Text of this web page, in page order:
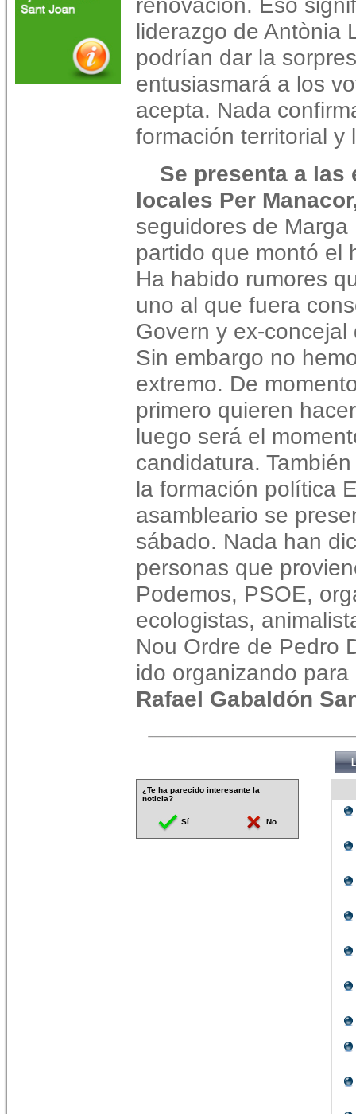
liderazgo de Antònia
podrían dar la
entusiasmará a los
acepta. Nada
formación territorial y
Se presenta a
locales Per
seguidores de
partido que montó el
Ha habido rumores
uno al que fuera
Govern y ex-
Sin embargo no
extremo. De
primero quieren
luego será el
candidatura.
la formación política
asambleario se
sábado. Nada han
personas que
Podemos, PSOE,
ecologistas,
Nou Ordre de Pedro
ido organizando
Rafael Gabaldón
¿Te ha parecido interesante la
noticia?
Sí No